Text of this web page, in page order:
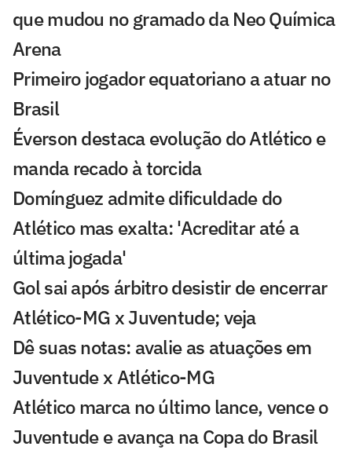
que mudou no gramado da Neo Química
Arena
Primeiro jogador equatoriano a atuar no
Brasil
Éverson destaca evolução do Atlético e
manda recado à torcida
Domínguez admite dificuldade do
Atlético mas exalta: 'Acreditar até a
última jogada'
Gol sai após árbitro desistir de encerrar
Atlético-MG x Juventude; veja
Dê suas notas: avalie as atuações em
Juventude x Atlético-MG
Atlético marca no último lance, vence o
Juventude e avança na Copa do Brasil